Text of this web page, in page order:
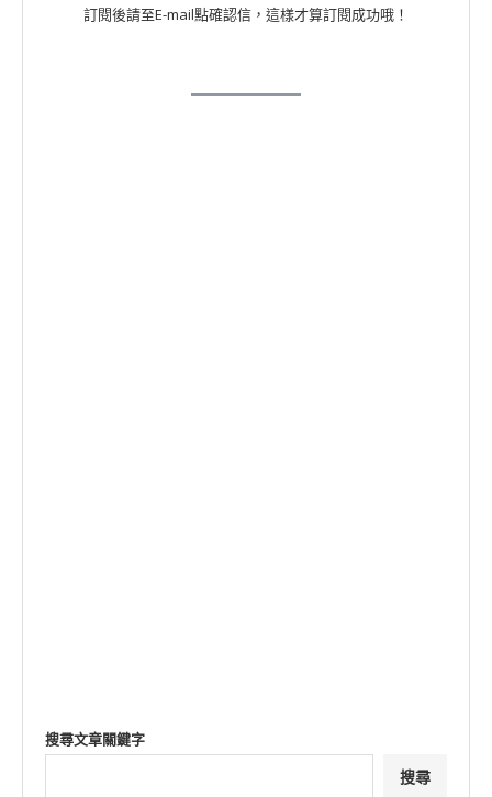
訂閱後請至E-mail點確認信，這樣才算訂閱成功哦！
搜尋文章關鍵字
搜尋